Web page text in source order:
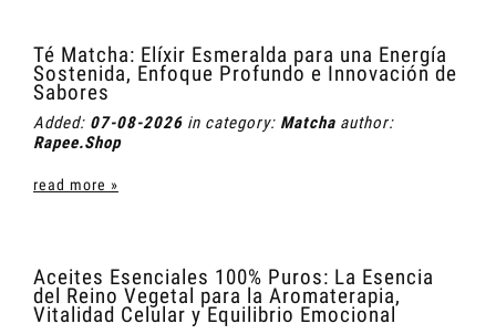
Té Matcha: Elíxir Esmeralda para una Energía
Sostenida, Enfoque Profundo e Innovación de
Sabores
Added: 07-08-2026 in category: Matcha author:
Rapee.Shop
read more »
Aceites Esenciales 100% Puros: La Esencia
del Reino Vegetal para la Aromaterapia,
Vitalidad Celular y Equilibrio Emocional